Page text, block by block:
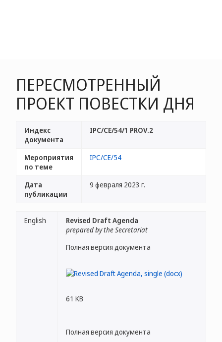
ПЕРЕСМОТРЕННЫЙ
ПРОЕКТ ПОВЕСТКИ ДНЯ
Индекс
документа
IPC/CE/54/1 PROV.2
Мероприятия
по теме
IPC/CE/54
Дата
публикации
9 февраля 2023 г.
English
Revised Draft Agenda
prepared by the Secretariat
Полная версия документа
61 KB
Полная версия документа